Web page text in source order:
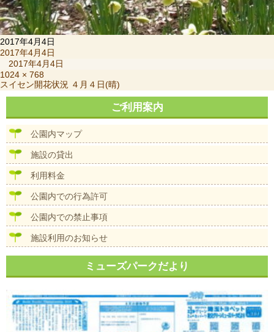
2017年4月4日
投
日:
2017年4月4日
2017年4月4日
フ
ル
サ
ズ
1024 × 768
投
稿
ビ
スイセン開花状況 ４月４日(晴)
ご利用案内
公園内マップ
施設の貸出
利用料金
公園内での行為許可
公園内での禁止事項
施設利用のお知らせ
ミューズパークだより